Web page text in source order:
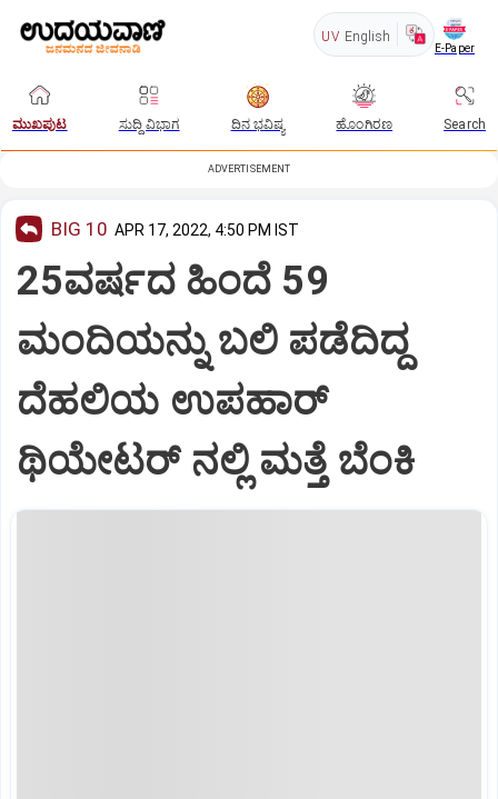
UV English
E-Paper
ಮುಖಪುಟ ಸುದ್ದಿ ವಿಭಾಗ ದಿನ ಭವಿಷ್ಯ ಹೊಂಗಿರಣ Search
ADVERTISEMENT
BIG 10 APR 17, 2022, 4:50 PM IST
25ವರ್ಷದ ಹಿಂದೆ 59
ಮಂದಿಯನ್ನು ಬಲಿ ಪಡೆದಿದ್ದ
ದೆಹಲಿಯ ಉಪಹಾರ್
ಥಿಯೇಟರ್ ನಲ್ಲಿ ಮತ್ತೆ ಬೆಂಕಿ